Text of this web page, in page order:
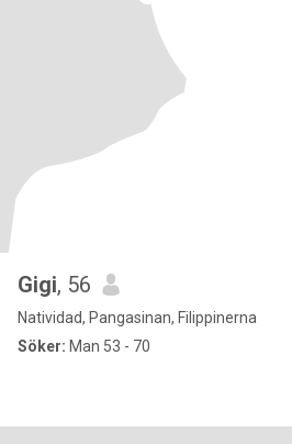
Gigi, 56
Natividad, Pangasinan, Filippinerna
Söker: Man 53 - 70